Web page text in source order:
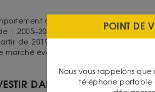
de ce module reflète
: 2005–2011, puis une phase de
de 2019. En septembre 2024, l’or
marché évoquent encore un biais
DANS LE 20
POINT DE
Nous vous rappelons
téléphone portable